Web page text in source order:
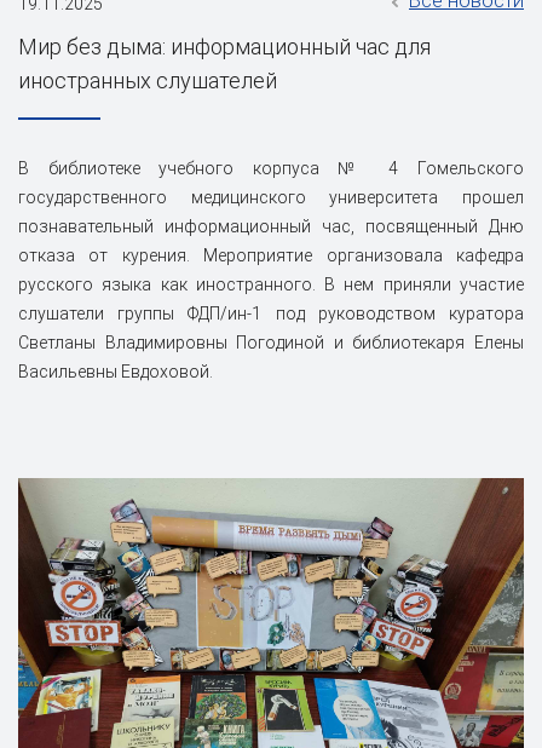
Мир без дыма: информационный час для
иностранных слушателей
‎В библиотеке учебного корпуса № 4 Гомельского
государственного медицинского университета прошел
познавательный информационный час, посвященный Дню
отказа от курения. Мероприятие организовала кафедра
русского языка как иностранного. В нем приняли участие
слушатели группы ФДП/ин-1 под руководством куратора
Светланы Владимировны Погодиной и библиотекаря Елены
Васильевны Евдоховой.